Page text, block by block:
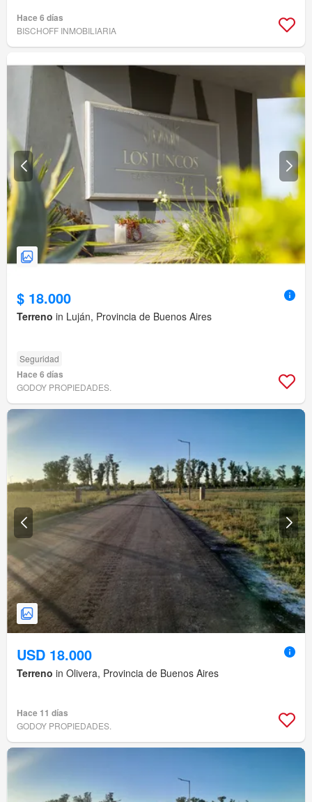
Hace 6 días
BISCHOFF INMOBILIARIA
$ 18.000
Terreno in Luján, Provincia de Buenos Aires
Seguridad
Hace 6 días
GODOY PROPIEDADES.
USD 18.000
Terreno in Olivera, Provincia de Buenos Aires
Hace 11 días
GODOY PROPIEDADES.